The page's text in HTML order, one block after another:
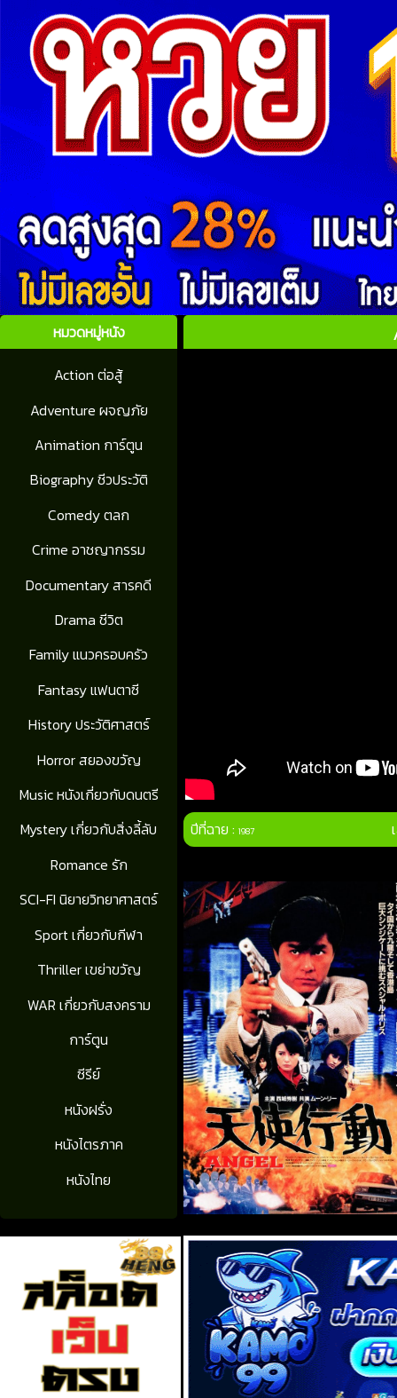
หมวดหมู่หนัง
Action ต่อสู้
Adventure ผจญภัย
Animation การ์ตูน
Biography ชีวประวัติ
Comedy ตลก
Crime อาชญากรรม
Documentary สารคดี
Drama ชีวิต
Family แนวครอบครัว
Fantasy แฟนตาซี
History ประวัติศาสตร์
Horror สยองขวัญ
Music หนังเกี่ยวกับดนตรี
Mystery เกี่ยวกับสิ่งลี้ลับ
Romance รัก
SCI-FI นิยายวิทยาศาสตร์
Sport เกี่ยวกับกีฬา
Thriller เขย่าขวัญ
WAR เกี่ยวกับสงคราม
การ์ตูน
ซีรีย์
หนังฝรั่ง
หนังไตรภาค
หนังไทย
ปีที่ฉาย :1987